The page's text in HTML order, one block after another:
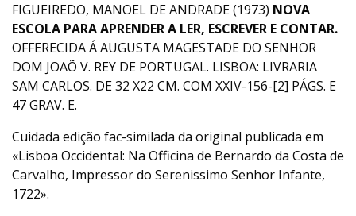
FIGUEIREDO, MANOEL DE ANDRADE (1973) NOVA
ESCOLA PARA APRENDER A LER, ESCREVER E CONTAR.
OFFERECIDA Á AUGUSTA MAGESTADE DO SENHOR
DOM JOAÕ V. REY DE PORTUGAL. LISBOA: LIVRARIA
SAM CARLOS. DE 32 X22 CM. COM XXIV-156-[2] PÁGS. E
47 GRAV. E.
Cuidada edição fac-similada da original publicada em
«Lisboa Occidental: Na Officina de Bernardo da Costa de
Carvalho, Impressor do Serenissimo Senhor Infante,
1722».